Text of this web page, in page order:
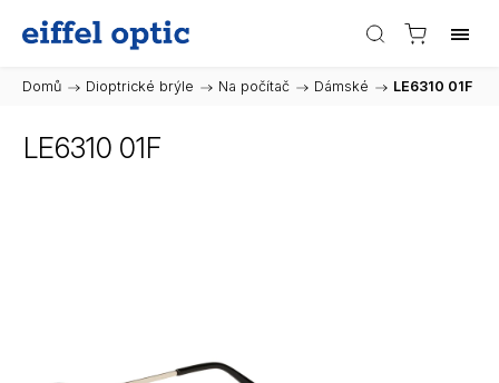
Domů / Dioptrické brýle / Na počítač / Dámské / LE6310 01F
LE6310 01F